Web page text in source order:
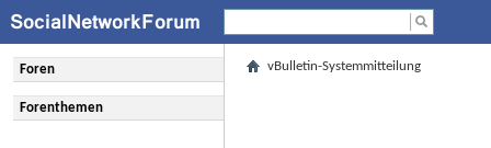
Foren
Forenthemen
vBulletin-Systemmitteilung